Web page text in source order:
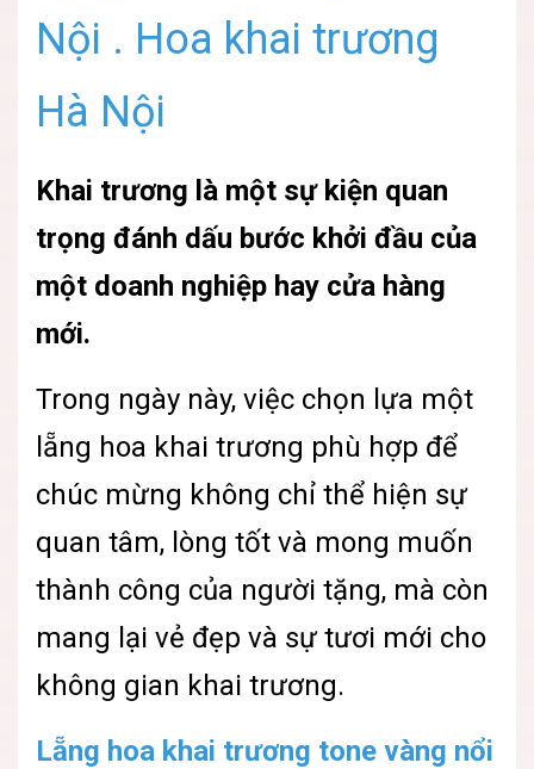
Nội . Hoa khai trương
Hà Nội
Khai trương là một sự kiện quan
trọng đánh dấu bước khởi đầu của
một doanh nghiệp hay cửa hàng
mới.
Trong ngày này, việc chọn lựa một
lẵng hoa khai trương phù hợp để
chúc mừng không chỉ thể hiện sự
quan tâm, lòng tốt và mong muốn
thành công của người tặng, mà còn
mang lại vẻ đẹp và sự tươi mới cho
không gian khai trương.
Lẵng hoa khai trương tone vàng nổi